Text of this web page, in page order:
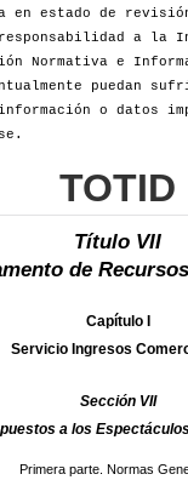
en estado de
a la
Normativa e
puedan
o datos
TOTID
Título VII
de
Capítulo I
Servicio Ingresos
Sección VII
a los
Primera parte. Normas